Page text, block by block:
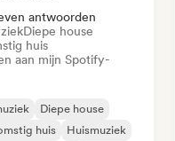
antwoorden
Diepe house
huis
aan mijn Spotify-
Diepe house
huis
Huismuziek